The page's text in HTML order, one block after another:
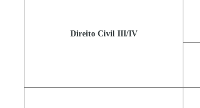
Direito Civil III/IV